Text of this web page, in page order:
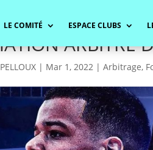
LE COMITÉ ESPACE CLUBS
ARBITRE
| Mar 1, 2022| Arbitrage,